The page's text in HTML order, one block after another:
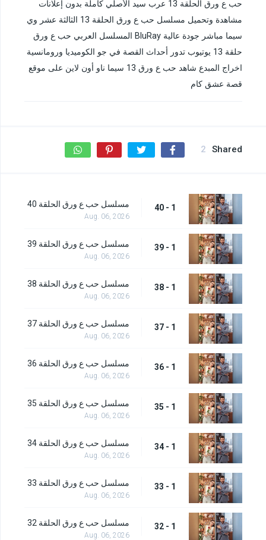
حب ع ورق الحلقة 13 عرب سيد الأصلي كاملة بدون إعلانات
مشاهدة وتحميل مسلسل حب ع ورق الحلقة 13 الثالثة عشر وي
سيما مباشر جودة عالية BluRay المسلسل العربي حب ع ورق
حلقة 13 يوتيوب تدور أحداث القصة في جو الكوميديا ورومانسية
اخراج المبدع شاهد حب ع ورق 13 سيما ناو أون لاين على موقع
قصة عشق كام
Shared
2
1 - 40 مسلسل حب ع ورق الحلقة 40
Aug. 06, 2026
1 - 39 مسلسل حب ع ورق الحلقة 39
Aug. 06, 2026
1 - 38 مسلسل حب ع ورق الحلقة 38
Aug. 06, 2026
1 - 37 مسلسل حب ع ورق الحلقة 37
Aug. 06, 2026
1 - 36 مسلسل حب ع ورق الحلقة 36
Aug. 06, 2026
1 - 35 مسلسل حب ع ورق الحلقة 35
Aug. 06, 2026
1 - 34 مسلسل حب ع ورق الحلقة 34
Aug. 06, 2026
1 - 33 مسلسل حب ع ورق الحلقة 33
Aug. 06, 2026
1 - 32 مسلسل حب ع ورق الحلقة 32
Aug. 06, 2026